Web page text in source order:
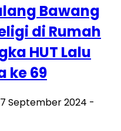
Bawang
di Rumah
HUT Lalu
ke 69
September 2024 -